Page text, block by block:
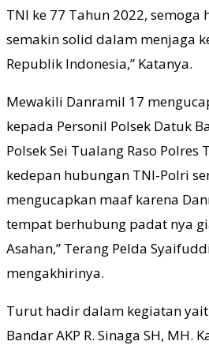
TNI ke 77 Tahun 2022,
semakin solid dalam menjaga
Republik Indonesia,” Katanya.
Mewakili Danramil 17
kepada Personil Polsek Datuk
Polsek Sei Tualang Raso
kedepan hubungan TNI-Polri
mengucapkan maaf karena
tempat berhubung padat nya
Asahan,” Terang Pelda
mengakhirinya.
Turut hadir dalam kegiatan
Bandar AKP R. Sinaga SH, MH.